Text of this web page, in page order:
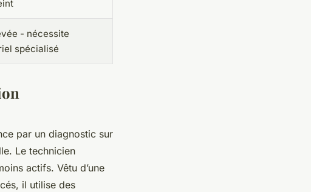
- nécessite
spécialisé
par un diagnostic sur
Le technicien
actifs. Vêtu d’une
il utilise des